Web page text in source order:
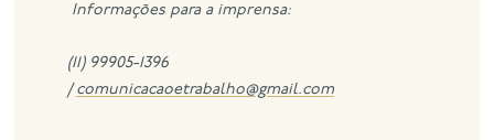
Informações para a imprensa:
(11) 99905-1396
/ comunicacaoetrabalho@gmail.com